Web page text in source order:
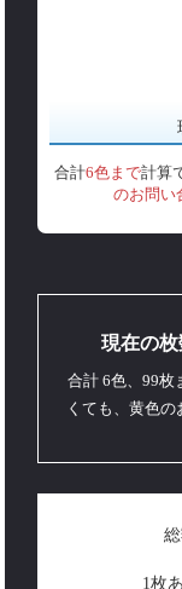
合計6色まで計算
のお問い
現在の
合計 6色、99
くても、黄色
1枚